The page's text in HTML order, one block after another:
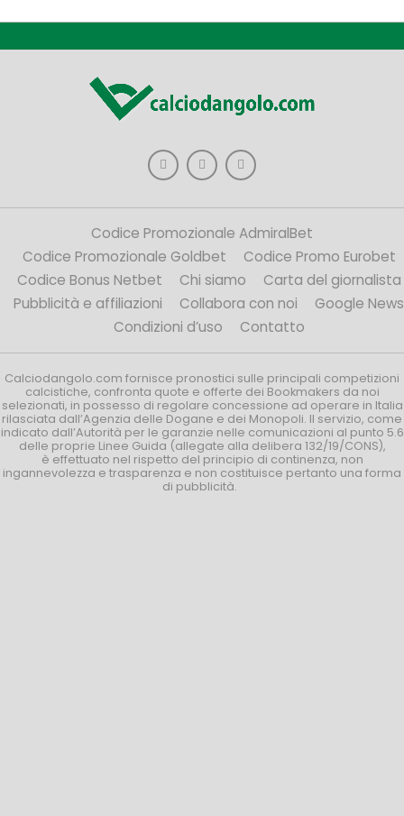
Codice Promozionale AdmiralBet
Codice Promozionale Goldbet
Codice Promo Eurobet
Codice Bonus Netbet
Chi siamo
Carta del giornalista
Pubblicità e affiliazioni
Collabora con noi
Google News
Condizioni d’uso
Contatto
Calciodangolo.com fornisce pronostici sulle principali competizioni
calcistiche, confronta quote e offerte dei Bookmakers da noi
selezionati, in possesso di regolare concessione ad operare in Italia
rilasciata dall’Agenzia delle Dogane e dei Monopoli. Il servizio, come
indicato dall’Autorità per le garanzie nelle comunicazioni al punto 5.6
delle proprie Linee Guida (allegate alla delibera 132/19/CONS),
è effettuato nel rispetto del principio di continenza, non
ingannevolezza e trasparenza e non costituisce pertanto una forma
di pubblicità.